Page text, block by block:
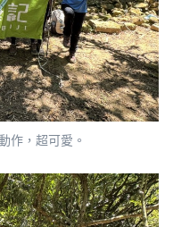
作，超可愛。